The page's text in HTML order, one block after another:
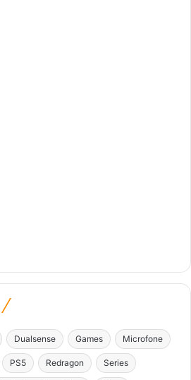
Dualsense Games Microfone
PS5 Redragon Series